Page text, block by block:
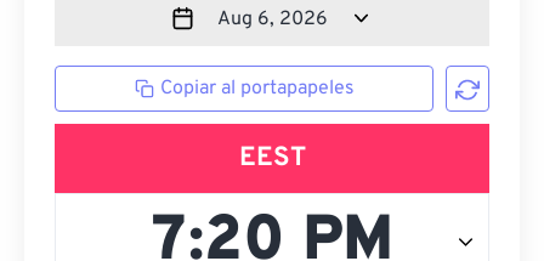
Copiar al portapapeles
EEST